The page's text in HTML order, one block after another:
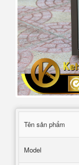
Tên sản phẩm
Model